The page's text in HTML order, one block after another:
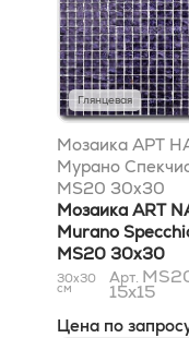
Глянцевая
Мозаика АРТ
Мурано
MS20 30x30
Мозаика ART
Murano
MS20 30x30
30x30
см
Арт.
15x15
Цена по